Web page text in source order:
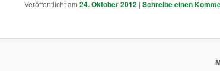
Veröffentlicht am 24. Oktober 2012 | Schreibe einen